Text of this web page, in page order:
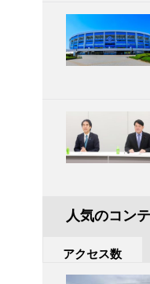
人気のコン
アクセス数